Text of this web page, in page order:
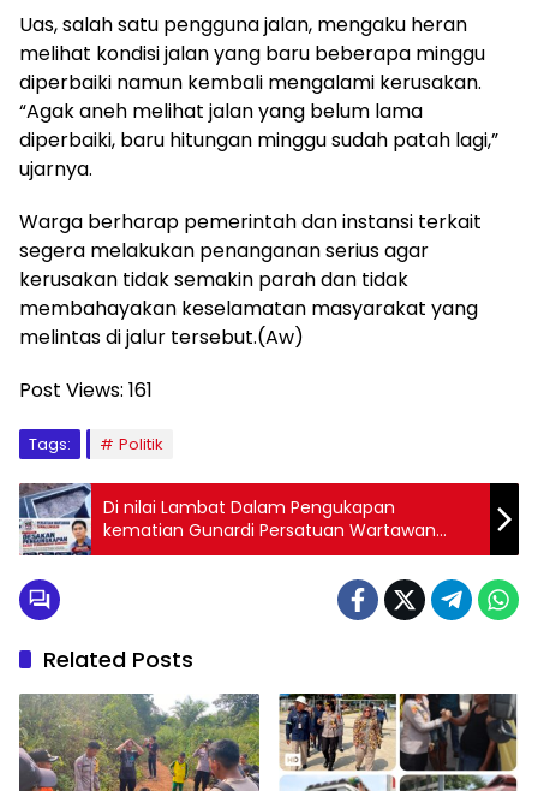
Uas, salah satu pengguna jalan, mengaku heran
melihat kondisi jalan yang baru beberapa minggu
diperbaiki namun kembali mengalami kerusakan.
“Agak aneh melihat jalan yang belum lama
diperbaiki, baru hitungan minggu sudah patah lagi,”
ujarnya.
Warga berharap pemerintah dan instansi terkait
segera melakukan penanganan serius agar
kerusakan tidak semakin parah dan tidak
membahayakan keselamatan masyarakat yang
melintas di jalur tersebut.(Aw)
Post Views: 161
Tags: Politik
Di nilai Lambat Dalam Pengukapan
kematian Gunardi Persatuan Wartawan
Simalungun Desak APH Bertindak Cepat
Related Posts